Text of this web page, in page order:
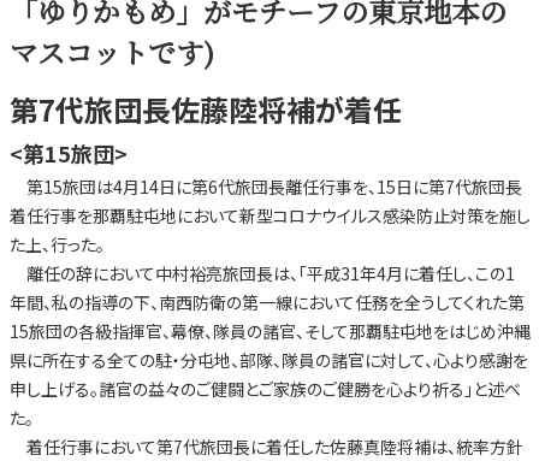
「ゆりかもめ」がモチーフの東京地本の
マスコットです)
第7代旅団長佐藤陸将補が着任
<第15旅団>
第15旅団は4月14日に第6代旅団長離任行事を、15日に第7代旅団長
着任行事を那覇駐屯地において新型コロナウイルス感染防止対策を施し
た上、行った。
離任の辞において中村裕亮旅団長は、「平成31年4月に着任し、この1
年間、私の指導の下、南西防衛の第一線において任務を全うしてくれた第
15旅団の各級指揮官、幕僚、隊員の諸官、そして那覇駐屯地をはじめ沖縄
県に所在する全ての駐・分屯地、部隊、隊員の諸官に対して、心より感謝を
申し上げる。諸官の益々のご健闘とご家族のご健勝を心より祈る」と述べ
た。
着任行事において第7代旅団長に着任した佐藤真陸将補は、統率方針